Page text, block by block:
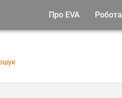
Про EVA Робота